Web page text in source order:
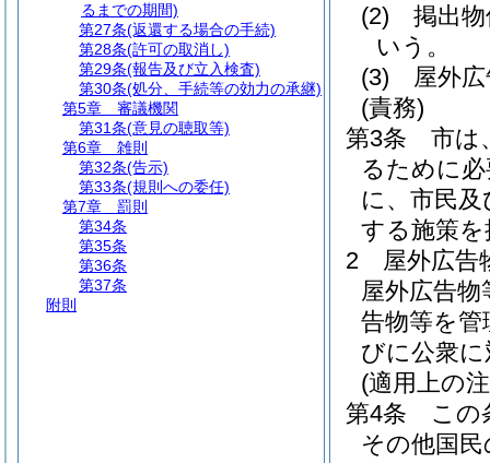
(2)
掲出
いう。
(3)
屋外
(責務)
第3条
市は
るために
に、市民
する施策
2
屋外広告
屋外広告
告物等を
びに公衆
(適用上の
第4条
この
その他国
るまでの期間)
第27条(返還する場合の手続)
第28条(許可の取消し)
第29条(報告及び立入検査)
第30条(処分、手続等の効力の承継)
第5章
審議機関
第31条(意見の聴取等)
第6章
雑則
第32条(告示)
第33条(規則への委任)
第7章
罰則
第34条
第35条
第36条
第37条
附則